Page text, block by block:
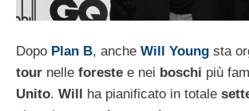
Dopo Plan B, anche Will Young sta
tour nelle foreste e nei boschi più
Unito. Will ha pianificato in totale